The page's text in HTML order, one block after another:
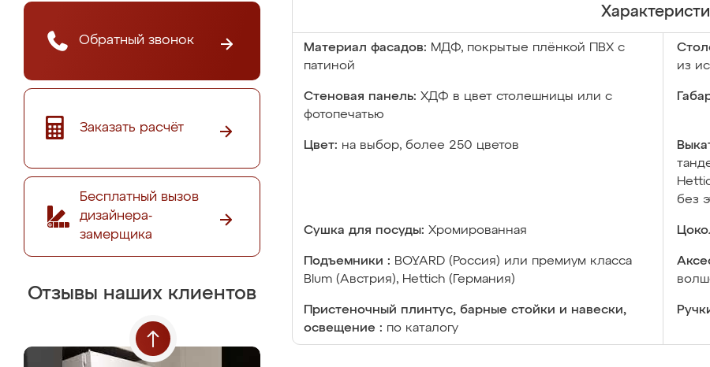
Обратный звонок
Заказать расчёт
Бесплатный вызов
дизайнера-
замерщика
Отзывы наших клиентов
Материал фасадов: МДФ, покрытые плёнкой ПВХ с
патиной
из
Стеновая панель: ХДФ в цвет столешницы или с
фотопечатью
Цвет: на выбор, более 250 цветов
без
Сушка для посуды: Хромированная
Подъемники : BOYARD (Россия) или премиум класса
Blum (Австрия), Hettich (Германия)
Пристеночный плинтус, барные стойки и навески,
освещение : по каталогу